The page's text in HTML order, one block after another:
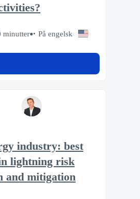
minutter På engelsk
industry: best
lightning risk
and mitigation